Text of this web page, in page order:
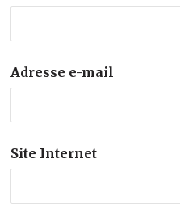
Adresse e-mail
Site Internet